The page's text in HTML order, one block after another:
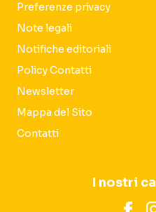
Preferenze privacy
Note legali
Notifiche editoriali
Policy Contatti
Newsletter
Mappa del Sito
Contatti
I nostri